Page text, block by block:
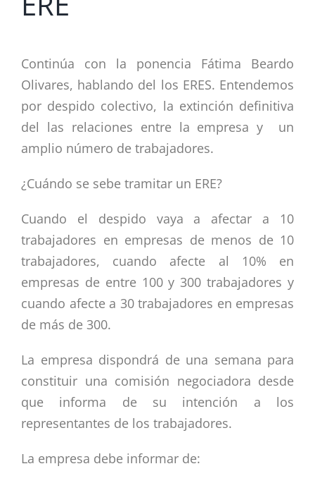
Continúa con la ponencia Fátima Beardo
Olivares, hablando del los ERES. Entendemos
por despido colectivo, la extinción definitiva
del las relaciones entre la empresa y un
amplio número de trabajadores.
¿Cuándo se sebe tramitar un ERE?
Cuando el despido vaya a afectar a 10
trabajadores en empresas de menos de 10
trabajadores, cuando afecte al 10% en
empresas de entre 100 y 300 trabajadores y
cuando afecte a 30 trabajadores en empresas
de más de 300.
La empresa dispondrá de una semana para
constituir una comisión negociadora desde
que informa de su intención a los
representantes de los trabajadores.
La empresa debe informar de: